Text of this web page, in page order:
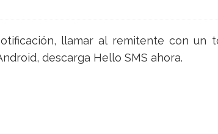
llamar al remitente con un
descarga Hello SMS ahora.